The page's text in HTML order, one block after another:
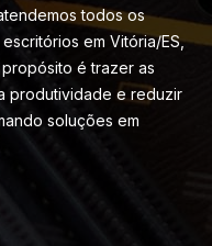
todos os
em Vitória/ES,
propósito é trazer as
produtividade e reduzir
soluções em